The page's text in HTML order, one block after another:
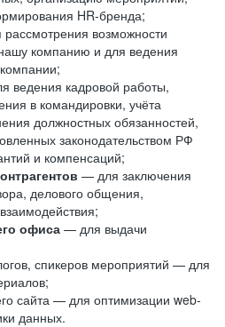
HR-бренда;
возможности
компанию и для ведения
ведения кадровой работы,
в командировки, учёта
должностных обязанностей,
законодательством РФ
и компенсаций;
— для заключения
делового общения,
офиса — для выдачи
спикеров мероприятий — для
сайта — для оптимизации web-
данных.